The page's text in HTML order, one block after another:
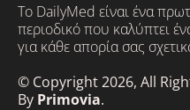
Το DailyMed είναι ένα
περιοδικό που καλύπτει
για κάθε απορία σας
© Copyright 2026, All
By Primovia.